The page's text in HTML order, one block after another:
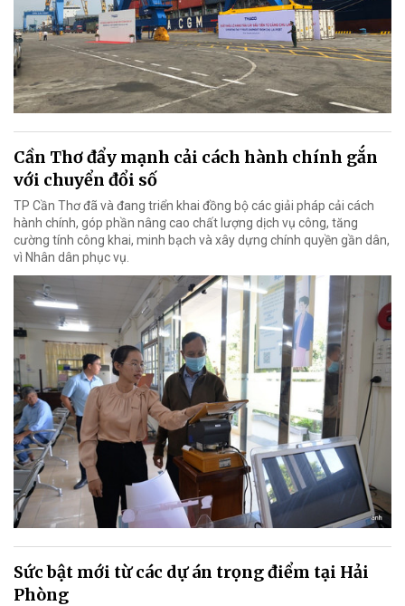
Cần Thơ đẩy mạnh cải cách hành chính gắn
với chuyển đổi số
TP Cần Thơ đã và đang triển khai đồng bộ các giải pháp cải cách
hành chính, góp phần nâng cao chất lượng dịch vụ công, tăng
cường tính công khai, minh bạch và xây dựng chính quyền gần dân,
vì Nhân dân phục vụ.
Sức bật mới từ các dự án trọng điểm tại Hải
Phòng